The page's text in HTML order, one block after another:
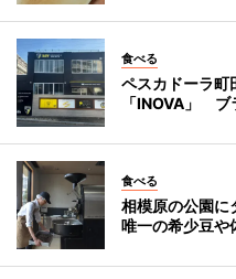
食べる
ペスカドーラ町
「INOVA」 ブ
食べる
相模原の公園
唯一の希少豆や